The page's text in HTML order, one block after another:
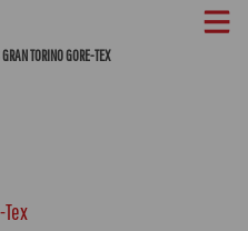
TORINO GORE-TEX